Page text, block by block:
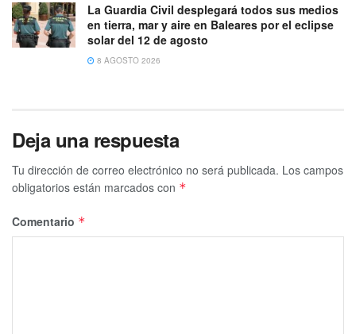
La Guardia Civil desplegará todos sus medios
en tierra, mar y aire en Baleares por el eclipse
solar del 12 de agosto
8 AGOSTO 2026
Deja una respuesta
Tu dirección de correo electrónico no será publicada. Los campos
obligatorios están marcados con *
Comentario *